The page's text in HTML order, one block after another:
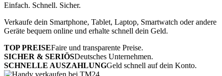
Einfach. Schnell. Sicher.
Verkaufe dein Smartphone, Tablet, Laptop, Smartwatch oder andere
Geräte bequem online und erhalte schnell dein Geld.
TOP PREISEFaire und transparente Preise.
SICHER & SERIÖSDeutsches Unternehmen.
SCHNELLE AUSZAHLUNGGeld schnell auf dein Konto.